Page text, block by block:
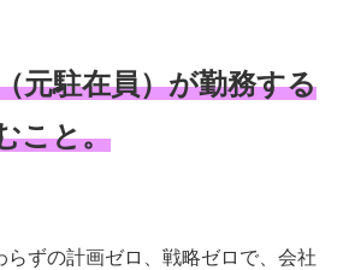
元駐在員）が勤務する
こと。
らずの計画ゼロ、戦略ゼロで、会社